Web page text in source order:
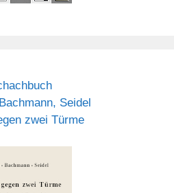
Seidel
zwei Türme